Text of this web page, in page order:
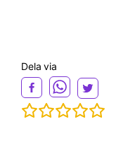
Dela via